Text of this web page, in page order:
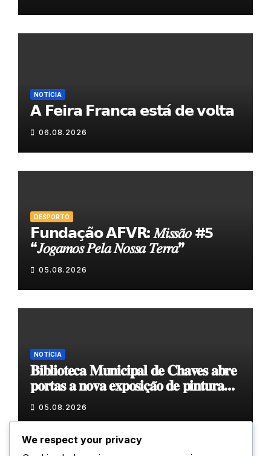
NOTÍCIA
𝗔 𝗙𝗲𝗶𝗿𝗮 𝗙𝗿𝗮𝗻𝗰𝗮 𝗲𝘀𝘁𝗮́ 𝗱𝗲 𝘃𝗼𝗹𝘁𝗮
06.08.2026
DESPORTO
𝗙𝘂𝗻𝗱𝗮𝗰̧𝗮̃𝗼 𝗔𝗙𝗩𝗥: 𝑀𝑖𝑠𝑠𝑎̃𝑜 #5
“𝐽𝑜𝑔𝑎𝑚𝑜𝑠 𝑃𝑒𝑙𝑎 𝑁𝑜𝑠𝑠𝑎 𝑇𝑒𝑟𝑟𝑎”
05.08.2026
NOTÍCIA
𝐁𝐢𝐛𝐥𝐢𝐨𝐭𝐞𝐜𝐚 𝐌𝐮𝐧𝐢𝐜𝐢𝐩𝐚𝐥 𝐝𝐞 𝐂𝐡𝐚𝐯𝐞𝐬 𝐚𝐛𝐫𝐞
𝐩𝐨𝐫𝐭𝐚𝐬 𝐚 𝐧𝐨𝐯𝐚 𝐞𝐱𝐩𝐨𝐬𝐢𝐜̧𝐚̃𝐨 𝐝𝐞 𝐩𝐢𝐧𝐭𝐮𝐫𝐚
𝐝𝐮𝐫𝐚𝐧𝐭𝐞 𝐨 𝐦𝐞̂𝐬 𝐝𝐞 𝐚𝐠𝐨𝐬𝐭𝐨
05.08.2026
We respect your privacy